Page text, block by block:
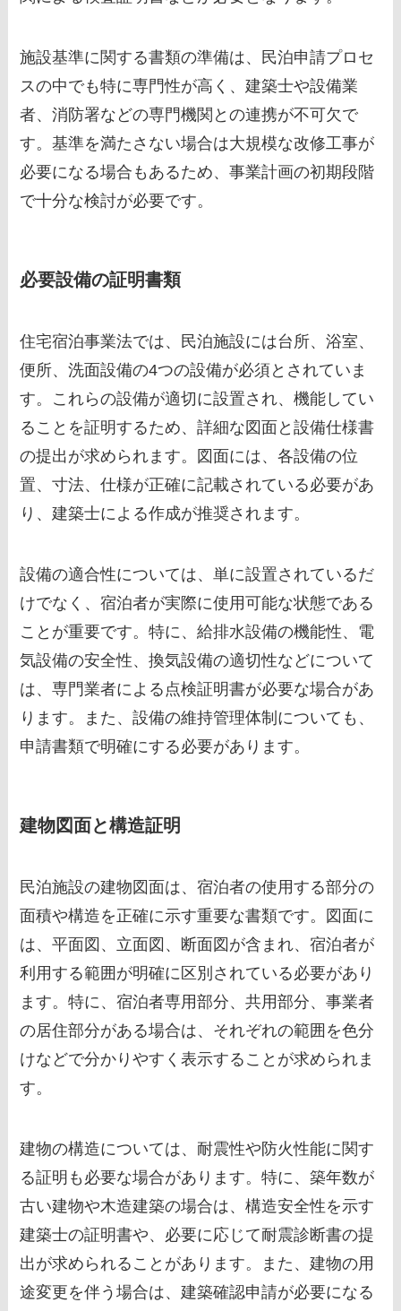
施設基準に関する書類の準備は、民泊申請プロセ
スの中でも特に専門性が高く、建築士や設備業
者、消防署などの専門機関との連携が不可欠で
す。基準を満たさない場合は大規模な改修工事が
必要になる場合もあるため、事業計画の初期段階
で十分な検討が必要です。
必要設備の証明書類
住宅宿泊事業法では、民泊施設には台所、浴室、
便所、洗面設備の4つの設備が必須とされていま
す。これらの設備が適切に設置され、機能してい
ることを証明するため、詳細な図面と設備仕様書
の提出が求められます。図面には、各設備の位
置、寸法、仕様が正確に記載されている必要があ
り、建築士による作成が推奨されます。
設備の適合性については、単に設置されているだ
けでなく、宿泊者が実際に使用可能な状態である
ことが重要です。特に、給排水設備の機能性、電
気設備の安全性、換気設備の適切性などについて
は、専門業者による点検証明書が必要な場合があ
ります。また、設備の維持管理体制についても、
申請書類で明確にする必要があります。
建物図面と構造証明
民泊施設の建物図面は、宿泊者の使用する部分の
面積や構造を正確に示す重要な書類です。図面に
は、平面図、立面図、断面図が含まれ、宿泊者が
利用する範囲が明確に区別されている必要があり
ます。特に、宿泊者専用部分、共用部分、事業者
の居住部分がある場合は、それぞれの範囲を色分
けなどで分かりやすく表示することが求められま
す。
建物の構造については、耐震性や防火性能に関す
る証明も必要な場合があります。特に、築年数が
古い建物や木造建築の場合は、構造安全性を示す
建築士の証明書や、必要に応じて耐震診断書の提
出が求められることがあります。また、建物の用
途変更を伴う場合は、建築確認申請が必要になる